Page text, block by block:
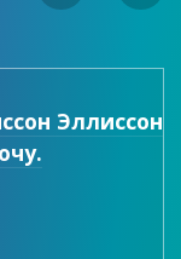
Эллиссон